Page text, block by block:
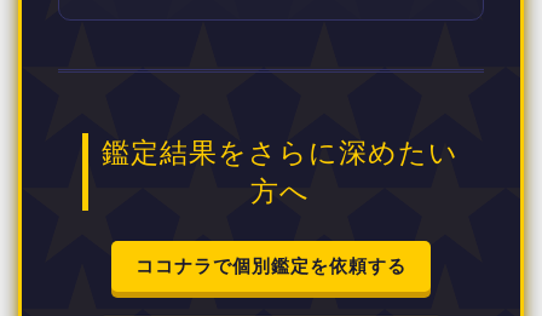
鑑定結果をさらに深めたい
方へ
ココナラで個別鑑定を依頼する